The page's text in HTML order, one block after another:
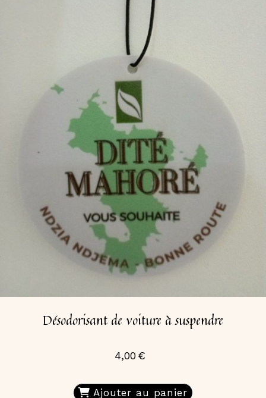
Désodorisant de voiture à suspendre
4,00€
Ajouter au panier